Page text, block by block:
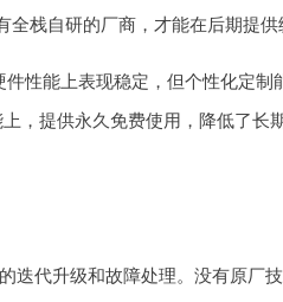
栈自研的厂商，才能在后期提
能上表现稳定，但个性化定
，提供永久免费使用，降低了长
代升级和故障处理。没有原厂